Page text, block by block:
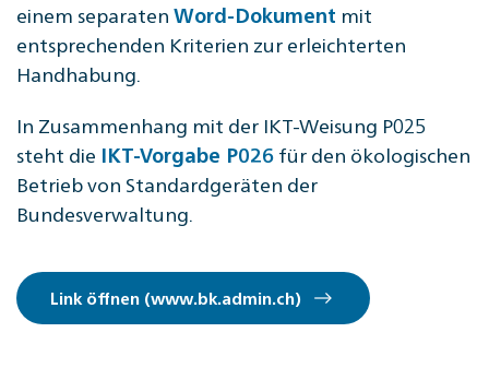
einem separaten Word-Dokument mit
entsprechenden Kriterien zur erleichterten
Handhabung.
In Zusammenhang mit der IKT-Weisung P025
steht die IKT-Vorgabe P026 für den ökologischen
Betrieb von Standardgeräten der
Bundesverwaltung.
Link öffnen (www.bk.admin.ch)